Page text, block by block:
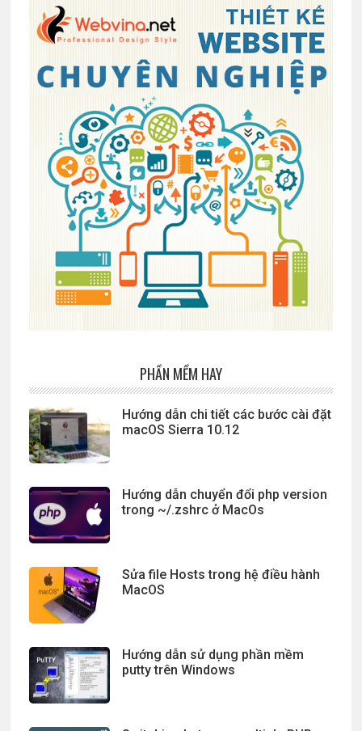
PHẦN MỀM HAY
Hướng dẫn chi tiết các bước cài đặt
macOS Sierra 10.12
Hướng dẫn chuyển đổi php version
trong ~/.zshrc ở MacOs
Sửa file Hosts trong hệ điều hành
MacOS
Hướng dẫn sử dụng phần mềm
putty trên Windows